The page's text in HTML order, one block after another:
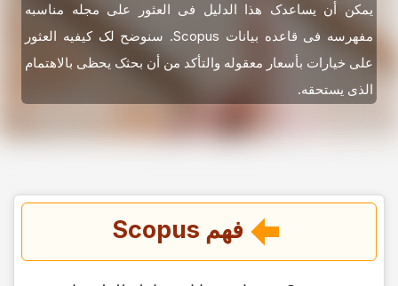
یمکن أن یساعدک هذا الدلیل فی العثور على مجله مناسبه
مفهرسه فی قاعده بیانات Scopus. سنوضح لک کیفیه العثور
على خیارات بأسعار معقوله والتأکد من أن بحثک یحظى بالاهتمام
الذی یستحقه.
فهم Scopus